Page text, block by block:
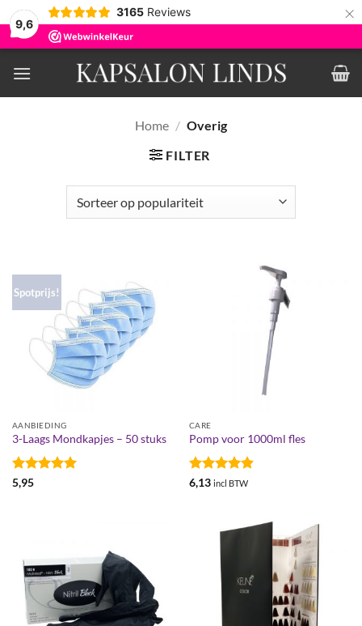
9,6
3165 Reviews ×
naar
inhoud
Home / Overig
FILTER
Spotprijs!
AANBIEDING
3-Laags Mondkapjes – 50 stuks
Gewaardeerd
5,95
CARE
Pomp voor 1000ml fles
Gewaardeerd
6,13 incl BTW